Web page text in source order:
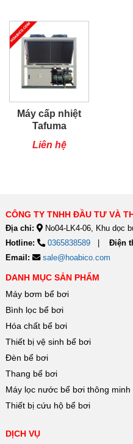
Máy cấp nhiệt
Tafuma
TSQ100RP
Liên hệ
CÔNG TY TNHH ĐẦU TƯ VÀ
Địa chỉ:
No04-LK4-06, Khu dọc
Hotline:
0365838589 Điện
Email:
sale@hoabico.com
DANH MỤC SẢN PHẨM
Máy bơm bể bơi
Bình lọc bể bơi
Hóa chất bể bơi
Thiết bị vệ sinh bể bơi
Đèn bể bơi
Thang bể bơi
Máy lọc nước bể bơi thông minh
Thiết bị cứu hộ bể bơi
DỊCH VỤ